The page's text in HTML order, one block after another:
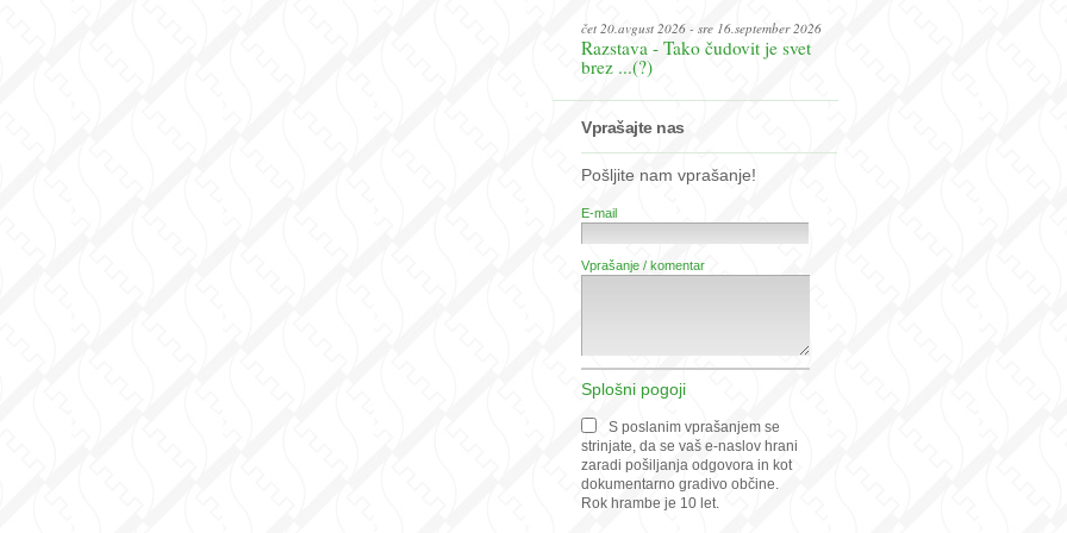
čet 20.avgust 2026 - sre 16.september 2026
Razstava - Tako čudovit je svet
brez ...(?)
Vprašajte nas
Pošljite nam vprašanje!
E-mail
Vprašanje / komentar
Splošni pogoji
S poslanim vprašanjem se
strinjate, da se vaš e-naslov hrani
zaradi pošiljanja odgovora in kot
dokumentarno gradivo občine.
Rok hrambe je 10 let.